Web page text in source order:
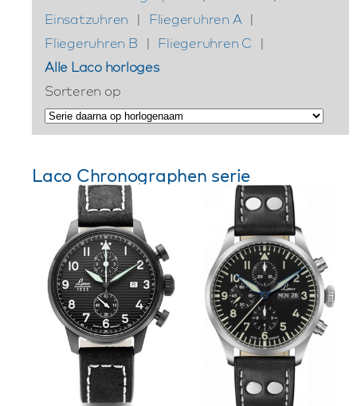
Einsatzuhren
| Fliegeruhren A |
Fliegeruhren B
| Fliegeruhren C
|
Alle Laco horloges
Sorteren op
Laco Chronographen serie